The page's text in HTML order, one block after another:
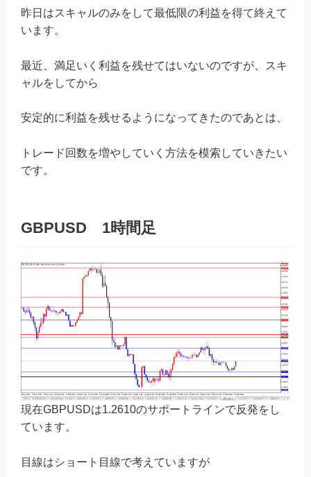
昨日はスキャルのみをして最低限の利益を得て終えて
います。
最近、満足いく利益を残せてはいないのですが、スキ
ャルをしてから
安定的に利益を残せるようになってきたのであとは、
トレード回数を増やしていく方法を模索していきたい
です。
GBPUSD 1時間足
現在GBPUSDは1.2610のサポートラインで反発をし
ています。
目線はショート目線で考えていますが